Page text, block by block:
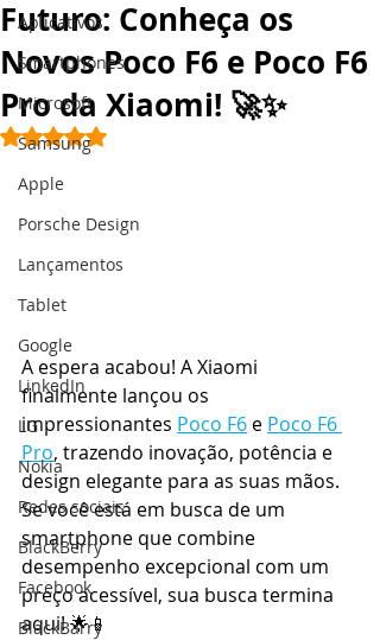
Aplicativos
Smartphones
Microsoft
Samsung
Apple
Porsche Design
Lançamentos
Tablet
Google
LinkedIn
LG
Nokia
Redes sociais
BlackBerry
Facebook
BlackBarry
Futuro: Conheça os
Novos Poco F6 e Poco F6
Pro da Xiaomi! 🚀✨
Avaliado com NaN de 5 estrelas.
A espera acabou! A Xiaomi
finalmente lançou os
impressionantes Poco F6 e Poco F6
Pro, trazendo inovação, potência e
design elegante para as suas mãos.
Se você está em busca de um
smartphone que combine
desempenho excepcional com um
preço acessível, sua busca termina
aqui! 🌟📱